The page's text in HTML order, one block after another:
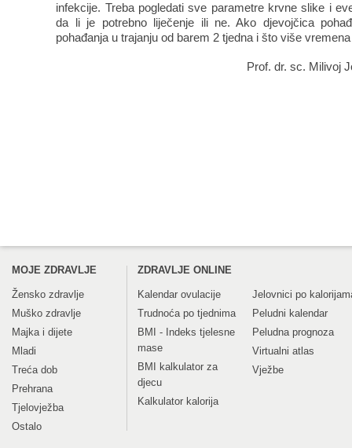
infekcije. Treba pogledati sve parametre krvne slike i
da li je potrebno liječenje ili ne. Ako djevojčica
pohađanja u trajanju od barem 2 tjedna i što više
Prof. dr. sc. Milivoj
MOJE ZDRAVLJE
Žensko zdravlje
Muško zdravlje
Majka i dijete
Mladi
Treća dob
Prehrana
Tjelovježba
Ostalo
ZDRAVLJE ONLINE
Kalendar ovulacije
Trudnoća po tjednima
BMI - Indeks tjelesne
mase
BMI kalkulator za
djecu
Kalkulator kalorija
Jelovnici po
Peludni kalendar
Peludna prognoza
Virtualni atlas
Vježbe